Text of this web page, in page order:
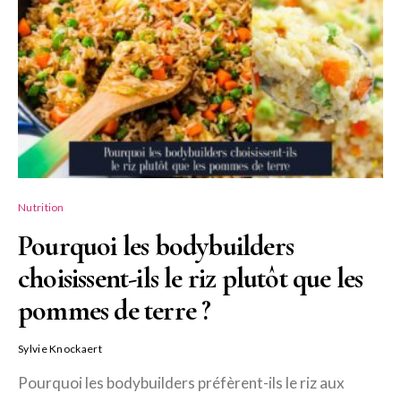
Nutrition
Pourquoi les bodybuilders
choisissent-ils le riz plutôt que les
pommes de terre ?
Sylvie Knockaert
Pourquoi les bodybuilders préfèrent-ils le riz aux